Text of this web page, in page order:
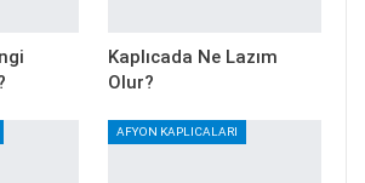
Kaplıcada Ne Lazım
Olur?
AFYON KAPLICALARI